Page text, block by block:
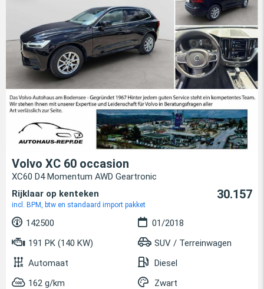
Volvo XC 60 occasion
XC60 D4 Momentum AWD Geartronic
Rijklaar op kenteken
incl. BPM, btw en standaard import pakket
30.157
142500
01/2018
191 PK (140 KW)
SUV / Terreinwagen
Automaat
Diesel
162 g/km
Zwart